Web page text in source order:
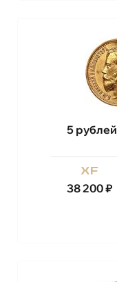
5
xf
38 200₽